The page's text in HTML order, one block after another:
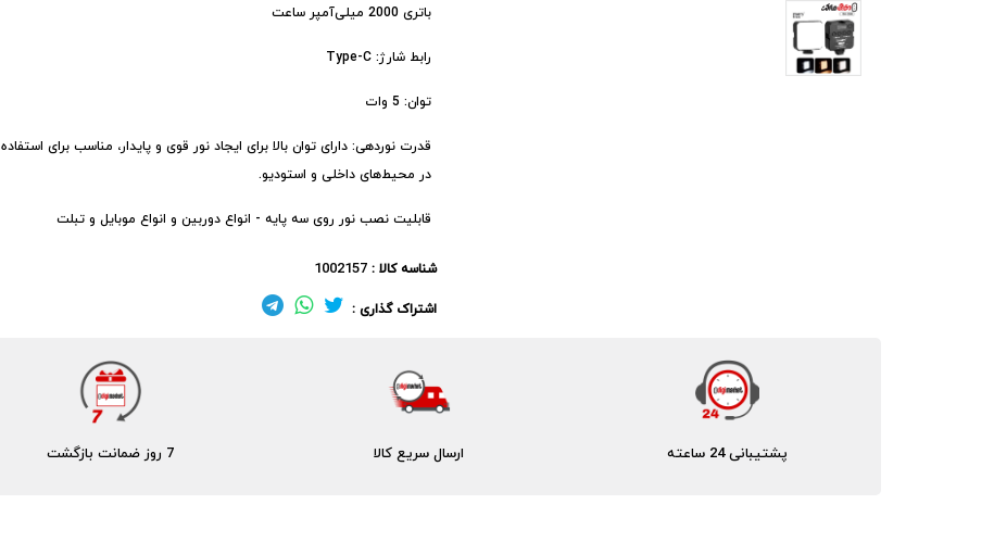
باتری 2000 میلی‌آمپر ساعت
رابط شارژ: Type-C
توان: 5 وات
قدرت نوردهی: دارای توان بالا برای ایجاد نور قوی و پایدار، مناسب برای استفاده
در محیط‌های داخلی و استودیو.
قابلیت نصب نور روی سه پایه - انواع دوربین و انواع موبایل و تبلت
شناسه کالا : 1002157
اشتراک گذاری :
7 روز ضمانت بازگشت ارسال سریع کالا پشتیبانی 24 ساعته